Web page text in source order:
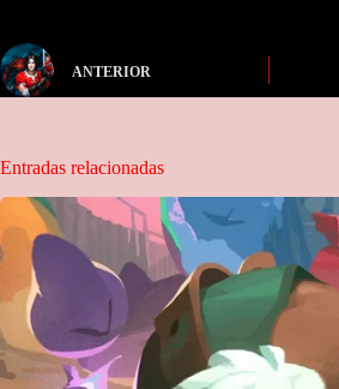
ANTERIOR
Entradas relacionadas